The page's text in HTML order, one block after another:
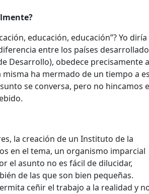
educación, educación”? Yo diría
entre los países
Desarrollo), obedece precisamente a
ha mermado de un tiempo a
se conversa, pero no hincamos
la creación de un Instituto de la
en el tema, un organismo imparcial
el asunto no es fácil de dilucidar,
de las que son bien pequeñas.
ceñir el trabajo a la realidad y